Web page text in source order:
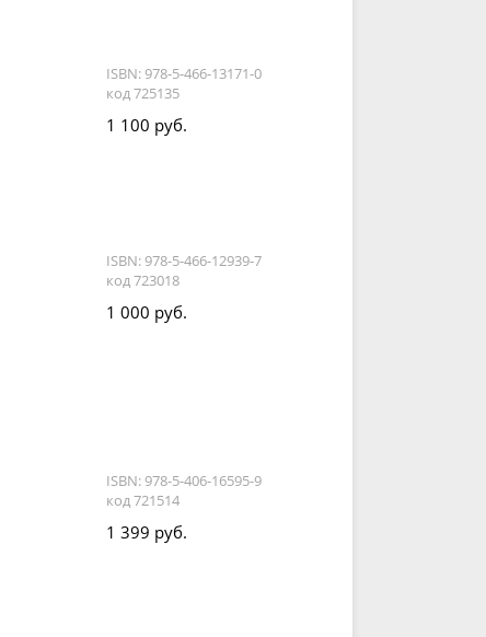
ISBN: 978-5-466-13171-0
код 725135
1 100 руб.
ISBN: 978-5-466-12939-7
код 723018
1 000 руб.
ISBN: 978-5-406-16595-9
код 721514
1 399 руб.